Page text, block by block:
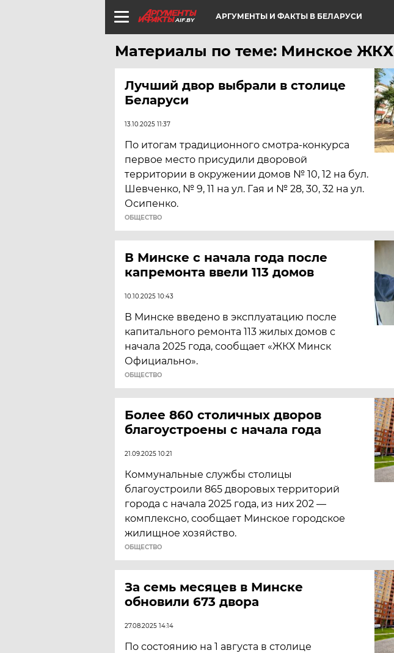
AIF.BY АРГУМЕНТЫ И ФАКТЫ В БЕЛАРУСИ
Материалы по теме: Минское ЖКХ
Лучший двор выбрали в столице
Беларуси
13.10.2025 11:37
По итогам традиционного смотра-конкурса
первое место присудили дворовой
территории в окружении домов № 10, 12 на бул.
Шевченко, № 9, 11 на ул. Гая и № 28, 30, 32 на ул.
Осипенко.
ОБЩЕСТВО
В Минске с начала года после
капремонта ввели 113 домов
10.10.2025 10:43
В Минске введено в эксплуатацию после
капитального ремонта 113 жилых домов с
начала 2025 года, сообщает «ЖКХ Минск
Официально».
ОБЩЕСТВО
Более 860 столичных дворов
благоустроены с начала года
21.09.2025 10:21
Коммунальные службы столицы
благоустроили 865 дворовых территорий
города с начала 2025 года, из них 202 —
комплексно, сообщает Минское городское
жилищное хозяйство.
ОБЩЕСТВО
За семь месяцев в Минске
обновили 673 двора
27.08.2025 14:14
По состоянию на 1 августа в столице